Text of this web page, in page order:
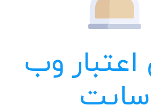
اعتبار وب
سایت